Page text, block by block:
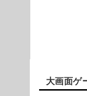
大画面ゲ